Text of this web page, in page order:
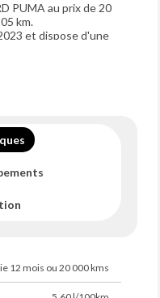
PUMA au prix de 20
km.
et dispose d'une
12 mois ou 20 000 kms